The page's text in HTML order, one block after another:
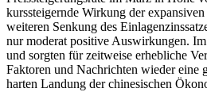
kurssteigernde Wirkung der
weiteren Senkung des
nur moderat positive Auswirkungen.
und sorgten für zeitweise erhebliche
Faktoren und Nachrichten wieder eine
harten Landung der chinesischen